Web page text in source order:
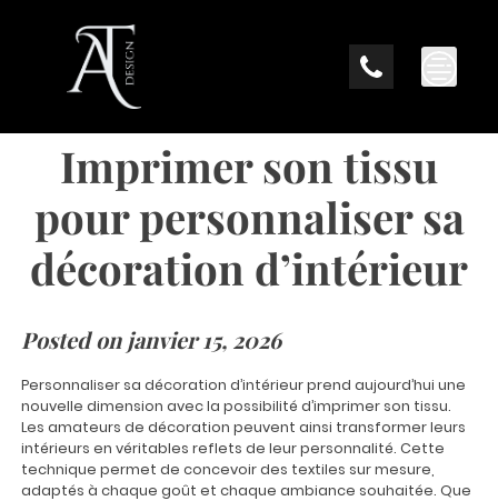
Imprimer son tissu
pour personnaliser sa
décoration d’intérieur
Posted on janvier 15, 2026
Personnaliser sa décoration d’intérieur prend aujourd’hui une
nouvelle dimension avec la possibilité d’imprimer son tissu.
Les amateurs de décoration peuvent ainsi transformer leurs
intérieurs en véritables reflets de leur personnalité. Cette
technique permet de concevoir des textiles sur mesure,
adaptés à chaque goût et chaque ambiance souhaitée. Que